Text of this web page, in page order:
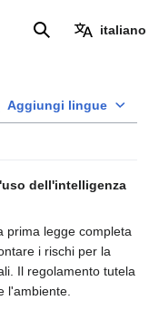
Ricerca italiano
Aggiungi lingue
dell'intelligenza
prima legge completa
i rischi per la
Il regolamento tutela
l'ambiente.